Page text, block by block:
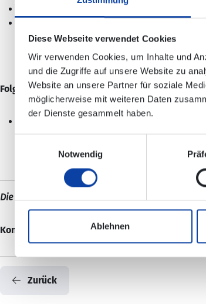
Diese Webseite verwendet Cookies
Wir verwenden Cookies, um Inhalte und
und die Zugriffe auf unsere Website zu
Website an unsere Partner für soziale
möglicherweise mit weiteren Daten
der Dienste gesammelt haben.
Notwendig
Ablehnen
Lahnstein-Friedland, "Breslauer Straße"
Folgende Haltestelle wird verlegt:
Lahnstein-Oberlahnstein, „Farbwerke“
Die Änderungen sind nicht in der elektronischen
Kontaktdaten: Verkehrsmeldungen DB Regio
Zurück